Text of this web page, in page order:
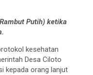
Putih) ketika
kesehatan
Desa Ciloto
kepada orang lanjut